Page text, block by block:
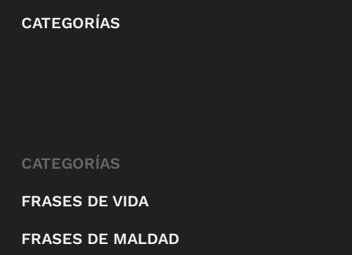
CATEGORÍAS
CATEGORÍAS
FRASES DE VIDA
FRASES DE MALDAD